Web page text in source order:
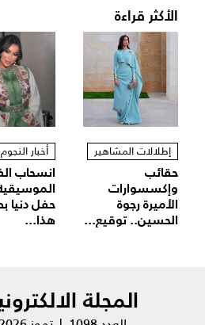
الأكثر قراءة
إطلالات المشاهير
حقائب
وإكسسوارات
الأميرة رجوة
الحسين.. توقيع...
أخبار النجوم
انسحاب
حفل دنيا
هذا...
المجلة